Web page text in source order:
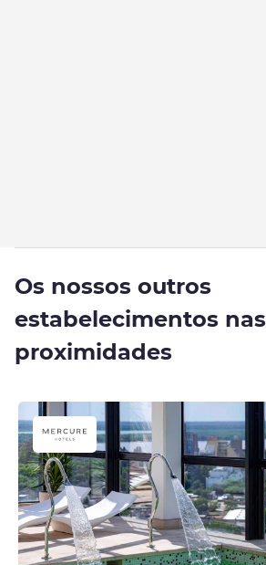
Os nossos outros
estabelecimentos nas
proximidades